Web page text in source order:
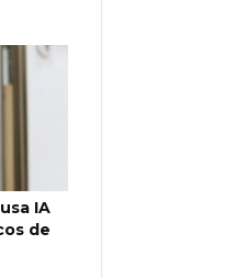
IA
de